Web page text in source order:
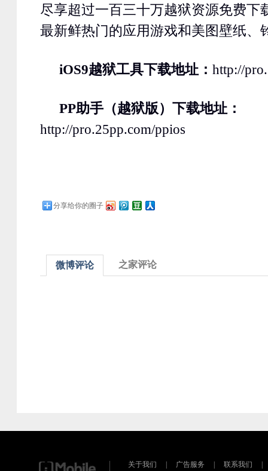
尽享超过一百三十万越狱资源免费下
最新鲜热门的应用游戏和美图壁纸、
iOS9越狱工具下载地址： http://
PP助手（越狱版）下载地址：
http://pro.25pp.com/ppios
分享给你的圈子
微博评论 之家评论
关于我们 广告服务 联系我们